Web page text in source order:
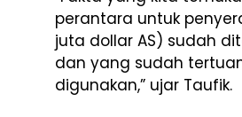
perantara untuk
juta dollar AS) sudah
dan yang sudah
digunakan,” ujar Taufik.